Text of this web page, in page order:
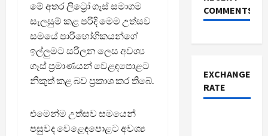
මේ අතර ලිට්‍රෝ ගෑස් සමාගම
සැලසුම් කළ පරිදි මෙම උත්සව
සමයේ පාරිභෝගිකයන්ගේ
ඉල්ලුමට සරිලන ලෙස අවශ්‍ය
ගෑස් ප්‍රමාණයන් වෙළඳපොළට
නිකුත් කළ බව ප්‍රකාශ කර තිබේ.
එමෙන්ම උත්සව සමයෙන්
පසුවද වෙළෙඳපොළට අවශ්‍ය
COMMENTS
EXCHANGE
RATE